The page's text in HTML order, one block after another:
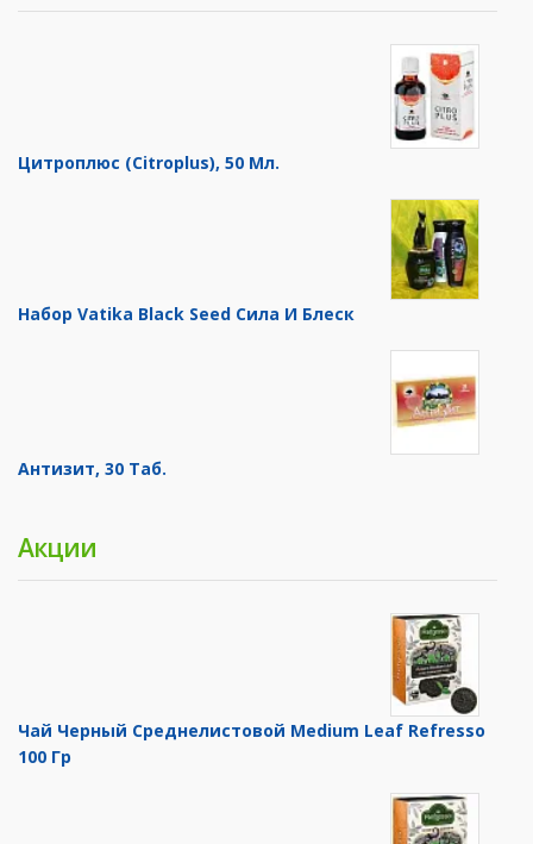
Цитроплюс (Citroplus), 50 Мл.
Набор Vatika Black Seed Сила И Блеск
Антизит, 30 Таб.
Акции
Чай Черный Среднелистовой Medium Leaf Refresso
100 Гр